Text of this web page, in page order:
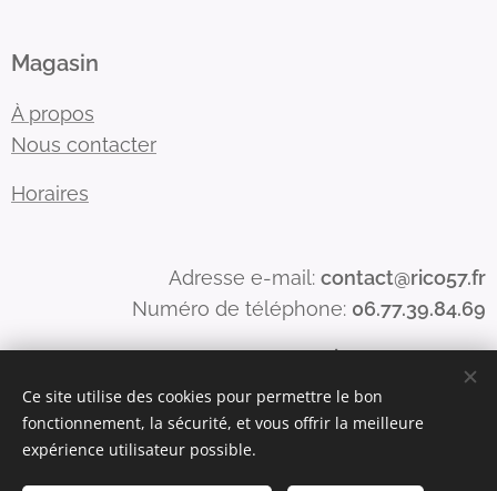
Magasin
À propos
Nous contacter
Horaires
Adresse e-mail: contact@rico57.fr
Numéro de téléphone: 06.77.39.84.69
Numéro Siren : 815398250
Numéro de TVA : FR68815398250
Optimisé parWebnode Cookies
Ce site utilise des cookies pour permettre le bon
fonctionnement, la sécurité, et vous offrir la meilleure
expérience utilisateur possible.